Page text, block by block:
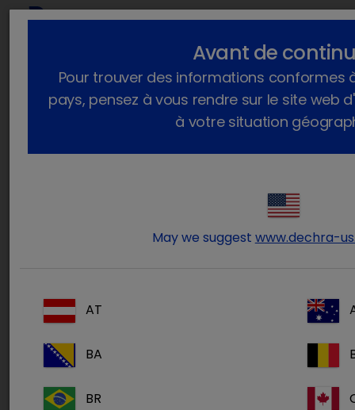
2023
Octobre
Uraemic toxins - Why we should be concerned
Uraemic toxins - Why we should be
**Uraemic toxins - why we should
Avant de
Pour trouver des informations conformes
pays, pensez à vous rendre sur le site web
à votre situation
May we suggest www.dechra-
AT
BA
BR